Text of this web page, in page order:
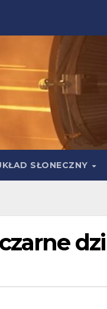
SŁONECZNY